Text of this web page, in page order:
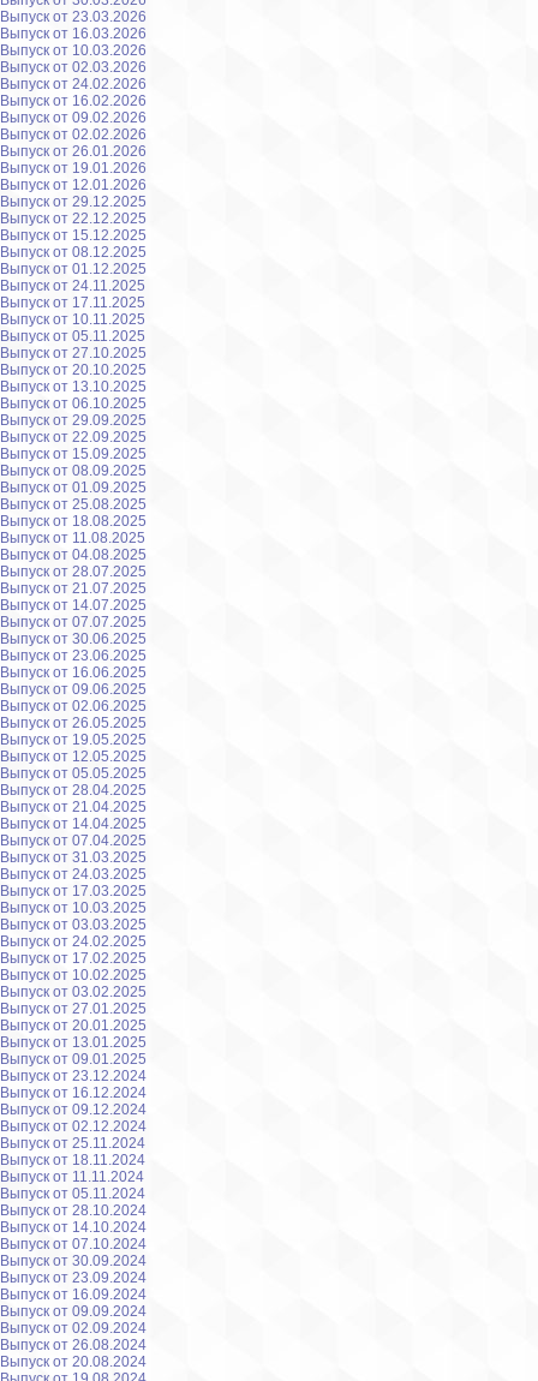
Выпуск от 23.03.2026
Выпуск от 16.03.2026
Выпуск от 10.03.2026
Выпуск от 02.03.2026
Выпуск от 24.02.2026
Выпуск от 16.02.2026
Выпуск от 09.02.2026
Выпуск от 02.02.2026
Выпуск от 26.01.2026
Выпуск от 19.01.2026
Выпуск от 12.01.2026
Выпуск от 29.12.2025
Выпуск от 22.12.2025
Выпуск от 15.12.2025
Выпуск от 08.12.2025
Выпуск от 01.12.2025
Выпуск от 24.11.2025
Выпуск от 17.11.2025
Выпуск от 10.11.2025
Выпуск от 05.11.2025
Выпуск от 27.10.2025
Выпуск от 20.10.2025
Выпуск от 13.10.2025
Выпуск от 06.10.2025
Выпуск от 29.09.2025
Выпуск от 22.09.2025
Выпуск от 15.09.2025
Выпуск от 08.09.2025
Выпуск от 01.09.2025
Выпуск от 25.08.2025
Выпуск от 18.08.2025
Выпуск от 11.08.2025
Выпуск от 04.08.2025
Выпуск от 28.07.2025
Выпуск от 21.07.2025
Выпуск от 14.07.2025
Выпуск от 07.07.2025
Выпуск от 30.06.2025
Выпуск от 23.06.2025
Выпуск от 16.06.2025
Выпуск от 09.06.2025
Выпуск от 02.06.2025
Выпуск от 26.05.2025
Выпуск от 19.05.2025
Выпуск от 12.05.2025
Выпуск от 05.05.2025
Выпуск от 28.04.2025
Выпуск от 21.04.2025
Выпуск от 14.04.2025
Выпуск от 07.04.2025
Выпуск от 31.03.2025
Выпуск от 24.03.2025
Выпуск от 17.03.2025
Выпуск от 10.03.2025
Выпуск от 03.03.2025
Выпуск от 24.02.2025
Выпуск от 17.02.2025
Выпуск от 10.02.2025
Выпуск от 03.02.2025
Выпуск от 27.01.2025
Выпуск от 20.01.2025
Выпуск от 13.01.2025
Выпуск от 09.01.2025
Выпуск от 23.12.2024
Выпуск от 16.12.2024
Выпуск от 09.12.2024
Выпуск от 02.12.2024
Выпуск от 25.11.2024
Выпуск от 18.11.2024
Выпуск от 11.11.2024
Выпуск от 05.11.2024
Выпуск от 28.10.2024
Выпуск от 14.10.2024
Выпуск от 07.10.2024
Выпуск от 30.09.2024
Выпуск от 23.09.2024
Выпуск от 16.09.2024
Выпуск от 09.09.2024
Выпуск от 02.09.2024
Выпуск от 26.08.2024
Выпуск от 20.08.2024